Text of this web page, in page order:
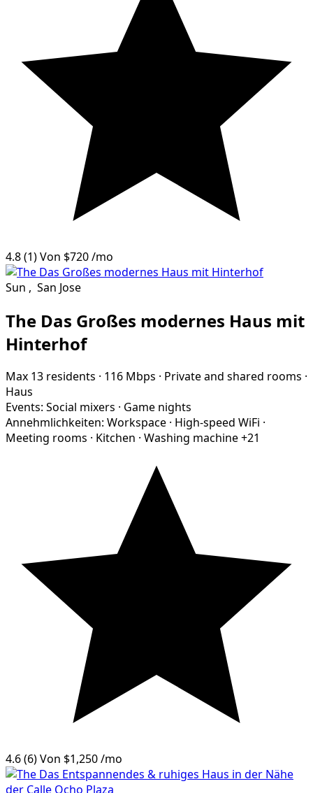
4.8(1)Von $720/mo
Sun , San Jose
The Das Großes modernes Haus mit
Hinterhof
Max 13 residents · 116 Mbps · Private and shared rooms ·
Haus
Events: Social mixers · Game nights
Annehmlichkeiten: Workspace · High-speed WiFi ·
Meeting rooms · Kitchen · Washing machine+21
4.6(6)Von $1,250/mo